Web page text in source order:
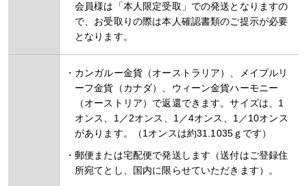
会員様は「本人限定受取」での発送となりますの
で、お受取りの際は本人確認書類のご提示が必要
となります。
カンガルー金貨（オーストラリア）、メイプルリ
ーフ金貨（カナダ）、ウィーン金貨ハーモニー
（オーストリア）で返還できます。サイズは、1
オンス、1／2オンス、1／4オンス、1／10オンス
があります。（1オンスは約31.1035ｇです）
郵便または宅配便で発送します（送付はご登録住
所宛てとし、国内に限らせていただきます）。